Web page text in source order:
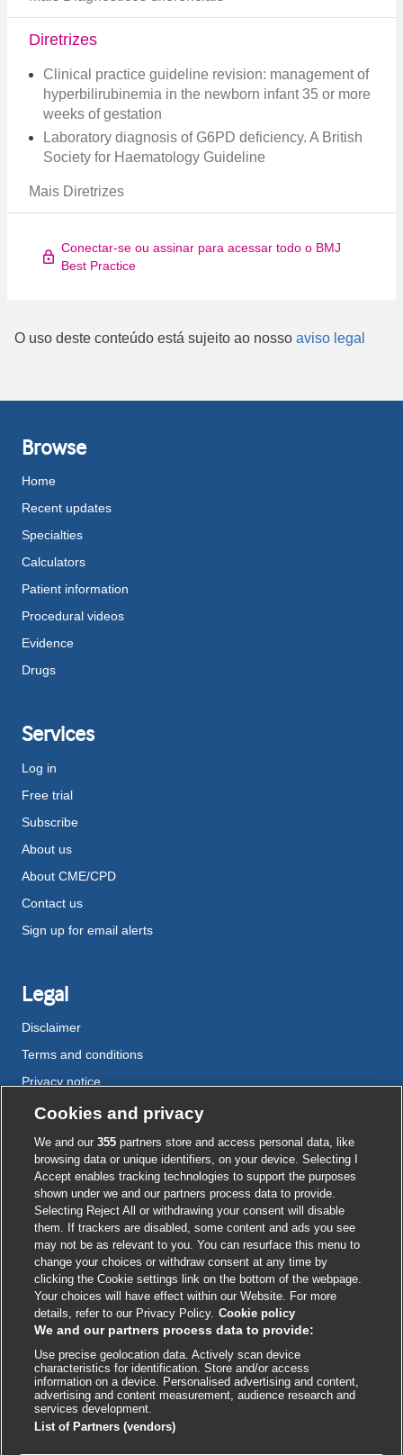
Diretrizes
Clinical practice guideline revision: management of
hyperbilirubinemia in the newborn infant 35 or more
weeks of gestation
Laboratory diagnosis of G6PD deficiency. A British
Society for Haematology Guideline
Mais Diretrizes
Conectar-se ou assinar para acessar todo o BMJ
Best Practice
O uso deste conteúdo está sujeito ao nosso aviso legal
Browse
Home
Recent updates
Specialties
Calculators
Patient information
Procedural videos
Evidence
Drugs
Services
Log in
Free trial
Subscribe
About us
About CME/CPD
Contact us
Sign up for email alerts
Legal
Disclaimer
Terms and conditions
Privacy notice
Cookie policy
Accessibility
External
link
opens
in
a
new
window
External
link
opens
in
a
new
window
External
link
opens
in
a
new
window
External
link
opens
in
a
new
window
External
link
opens
in
a
new
window
© BMJ Publishing Group 2026
ISSN 2515-9615
Cookies and privacy
We and our355 partners store and access personal data, like
browsing data or unique identifiers, on your device. Selecting I
Accept enables tracking technologies to support the purposes
shown under we and our partners process data to provide.
Selecting Reject All or withdrawing your consent will disable
them. If trackers are disabled, some content and ads you see
may not be as relevant to you. You can resurface this menu to
change your choices or withdraw consent at any time by
clicking the Cookie settings link on the bottom of the webpage.
Your choices will have effect within our Website. For more
details, refer to our Privacy Policy. Cookie policy
We and our partners process data to provide:
Use precise geolocation data. Actively scan device
characteristics for identification. Store and/or access
information on a device. Personalised advertising and content,
advertising and content measurement, audience research and
services development.
List of Partners (vendors)